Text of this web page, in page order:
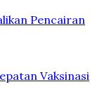
Pencairan
Vaksinasi